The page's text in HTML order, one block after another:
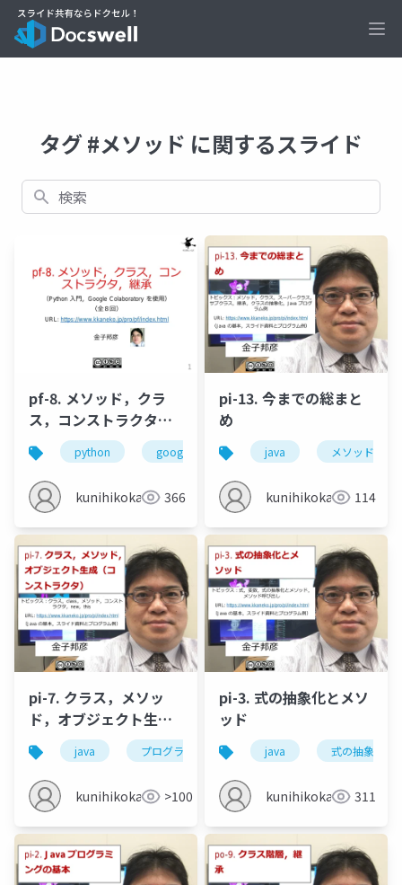
タグ #メソッド に関するスライド
検索
pf-8. メソッド，クラ
ス，コンストラクタ，
継承
python google colaboratory クラス
kunihikokaneko366
pi-13. 今までの総まと
め
java メソッド
kunihikokaneko114
pi-7. クラス，メソッ
ド，オブジェクト生成
（コンストラクタ）
java プログラミング クラス class
kunihikokaneko>100
pi-3. 式の抽象化とメソ
ッド
java 式の抽象化
kunihikokaneko311